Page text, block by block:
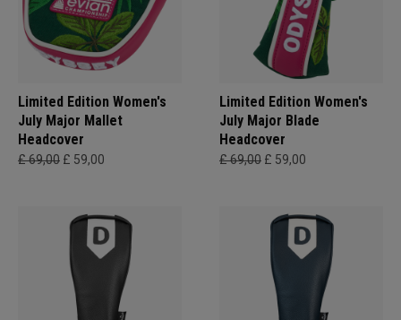
Limited Edition Women's
July Major Mallet
Headcover
£ 69,00 £ 59,00
Limited Edition Women's
July Major Blade
Headcover
£ 69,00 £ 59,00